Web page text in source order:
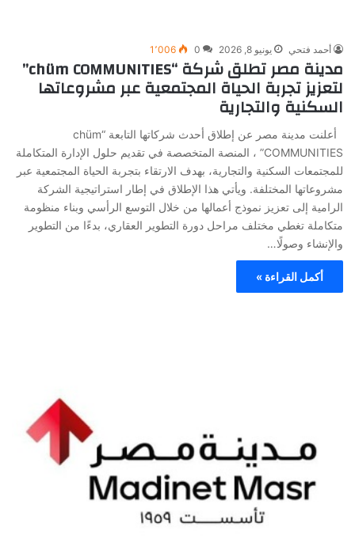
أحمد فتحي يونيو 8, 2026 0 1٬006
مدينة مصر تطلق شركة “chüm COMMUNITIES”
لتعزيز تجربة الحياة المجتمعية عبر مشروعاتها
السكنية والتجارية
أعلنت مدينة مصر عن إطلاق أحدث شركاتها التابعة “chüm
COMMUNITIES” ، المنصة المتخصصة في تقديم حلول الإدارة المتكاملة
للمجتمعات السكنية والتجارية، بهدف الارتقاء بتجربة الحياة المجتمعية عبر
مشروعاتها المختلفة. ويأتي هذا الإطلاق في إطار استراتيجية الشركة
الرامية إلى تعزيز نموذج أعمالها من خلال التوسع الرأسي وبناء منظومة
متكاملة تغطي مختلف مراحل دورة التطوير العقاري، بدءًا من التطوير
والإنشاء وصولًا…
أكمل القراءة »